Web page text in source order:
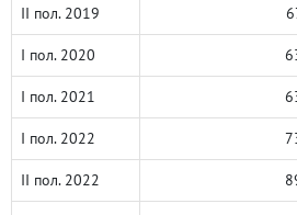
II пол. 2019
I пол. 2020
I пол. 2021
I пол. 2022
II пол. 2022